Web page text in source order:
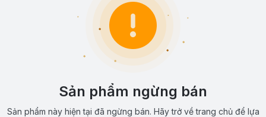
Sản phẩm ngừng bán
Sản phẩm này hiện tại đã ngừng bán. Hãy trở về trang chủ để lựa